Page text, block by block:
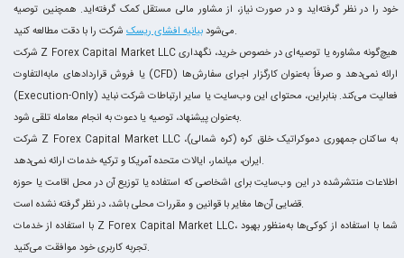
خود را در نظر گرفته‌اید و در صورت نیاز، از مشاور مالی مستقل کمک گرفته‌اید. همچنین توصیه
می‌شودبیانیه افشای ریسک
شرکت را با دقت مطالعه کنید.
شرکت Z Forex Capital Market LLC هیچ‌گونه مشاوره یا توصیه‌ای در خصوص خرید، نگهداری
یا فروش قراردادهای مابه‌التفاوت (CFD) ارائه نمی‌دهد و صرفاً به‌عنوان کارگزار اجرای سفارش‌ها
(Execution-Only) فعالیت می‌کند. بنابراین، محتوای این وب‌سایت یا سایر ارتباطات شرکت نباید
به‌عنوان پیشنهاد، توصیه یا دعوت به انجام معامله تلقی شود.
شرکت Z Forex Capital Market LLC به ساکنان جمهوری دموکراتیک خلق کره (کره شمالی)،
ایران، میانمار، ایالات متحده آمریکا و ترکیه خدمات ارائه نمی‌دهد.
اطلاعات منتشرشده در این وب‌سایت برای اشخاصی که استفاده یا توزیع آن در محل اقامت یا حوزه
قضایی آن‌ها مغایر با قوانین و مقررات محلی باشد، در نظر گرفته نشده است.
با استفاده از خدمات Z Forex Capital Market LLC، شما با استفاده از کوکی‌ها به‌منظور بهبود
تجربه کاربری خود موافقت می‌کنید.